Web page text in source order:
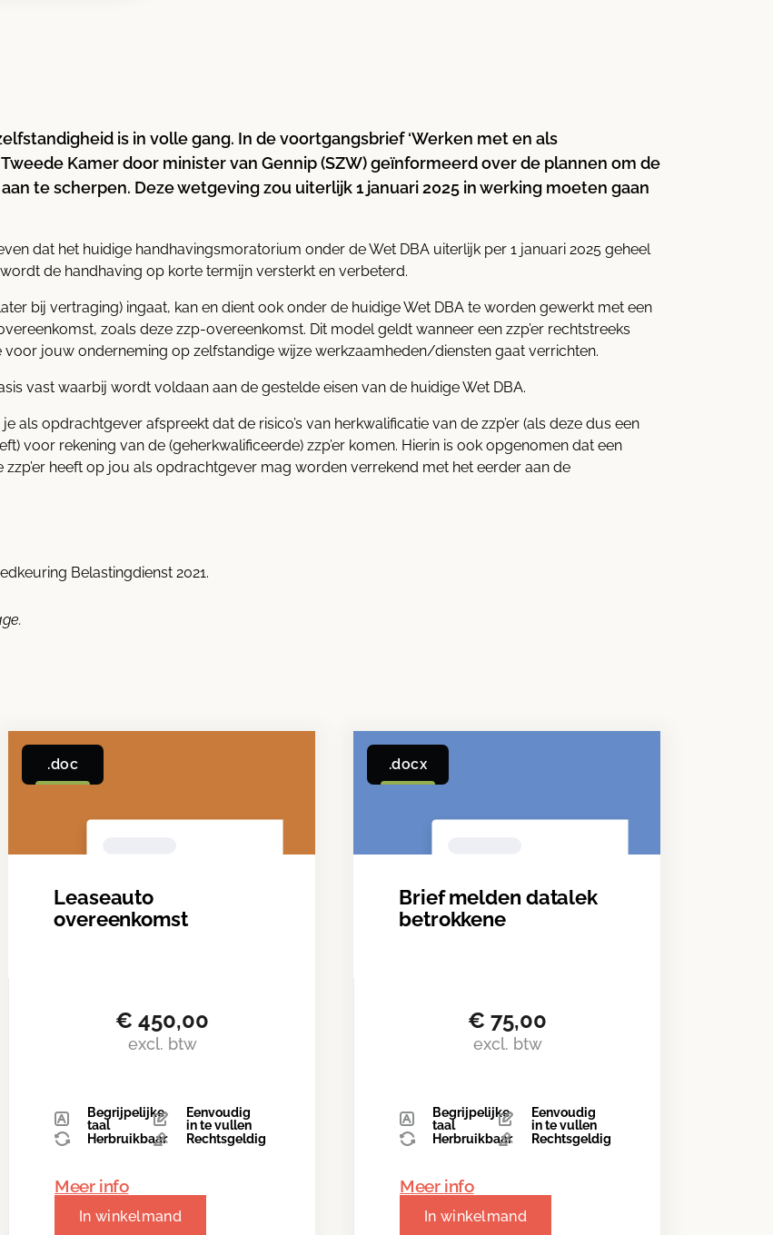
is in volle gang. In de voortgangsbrief ‘Werken met en als
Kamer door minister van Gennip (SZW) geïnformeerd over de plannen om de
te scherpen. Deze wetgeving zou uiterlijk 1 januari 2025 in werking moeten gaan
dat het huidige handhavingsmoratorium onder de Wet DBA uiterlijk per 1 januari 2025 geheel
de handhaving op korte termijn versterkt en verbeterd.
bij vertraging) ingaat, kan en dient ook onder de huidige Wet DBA te worden gewerkt met een
zoals deze zzp-overeenkomst. Dit model geldt wanneer een zzp’er rechtstreeks
jouw onderneming op zelfstandige wijze werkzaamheden/diensten gaat verrichten.
vast waarbij wordt voldaan aan de gestelde eisen van de huidige Wet DBA.
als opdrachtgever afspreekt dat de risico’s van herkwalificatie van de zzp’er (als deze dus een
voor rekening van de (geherkwalificeerde) zzp’er komen. Hierin is ook opgenomen dat een
heeft op jou als opdrachtgever mag worden verrekend met het eerder aan de
Belastingdienst 2021.
.doc
Leaseauto
overeenkomst
€ 450,00
excl. btw
Begrijpelijke
taal
Eenvoudig
in te vullen
Herbruikbaar
Rechtsgeldig
Meer info
In winkelmand
.docx
Brief melden datalek
betrokkene
€ 75,00
excl. btw
Begrijpelijke
taal
Eenvoudig
in te vullen
Herbruikbaar
Rechtsgeldig
Meer info
In winkelmand